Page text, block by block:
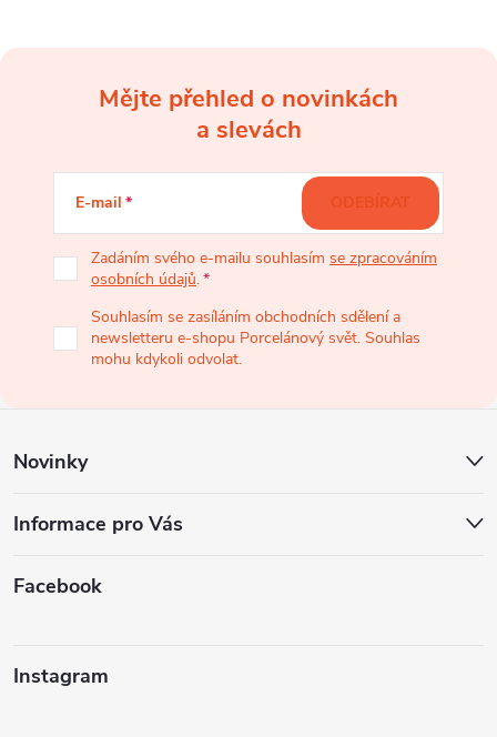
í
Mějte přehled o novinkách
a slevách
E-mail
Zadáním svého e-mailu souhlasím se zpracováním
osobních údajů.
Souhlasím se zasíláním obchodních sdělení a
newsletteru e-shopu Porcelánový svět. Souhlas
mohu kdykoli odvolat.
ODEBÍRAT
Novinky
Informace pro Vás
Facebook
Instagram